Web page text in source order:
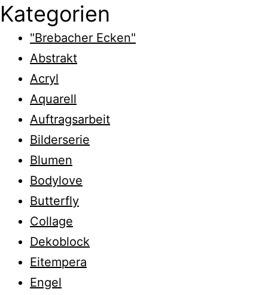
Kategorien
"Brebacher Ecken"
Abstrakt
Acryl
Aquarell
Auftragsarbeit
Bilderserie
Blumen
Bodylove
Butterfly
Collage
Dekoblock
Eitempera
Engel